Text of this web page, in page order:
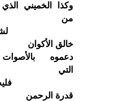
وكذا الخميني
من
خالق الأكوان
دعموه
التي
قدرة الرحمن